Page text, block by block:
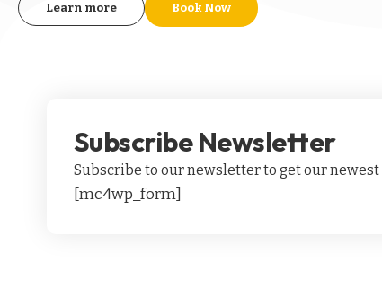
Learn more Book Now
Subscribe Newsletter
Subscribe to our newsletter to get our
[mc4wp_form]